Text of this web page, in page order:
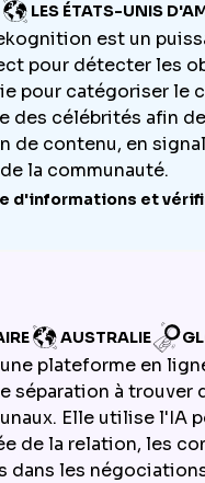
LES ÉTATS-UNIS
est un
pour détecter les
pour catégoriser le
des célébrités afin
de contenu, en
la communauté.
d'informations et
AUSTRALIE
plateforme en
séparation à trouver
Elle utilise l'IA
de la relation, les
dans les